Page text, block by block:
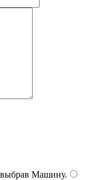
Машину.